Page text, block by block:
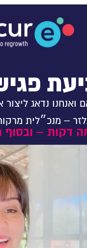
ואנחנו נדאג
– מנכ״לית
דקות –